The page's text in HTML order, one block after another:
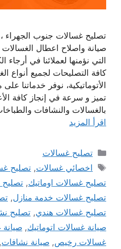
تصليح غسالات جنوب الجهراء
صيانة واصلاح اعطال
التي نؤمنها لعملائنا في أرجاء
كافة التصليحات لجميع أنواع
تميز و سرعة في إنجاز كافة
بالغسالات والنشافات
اقرأ المزيد
التصنيفات
تصليح غسالات
الوسوم
اخصائي غسالات,تصليح
تصليح غسالات اوماتيك,
تصليح غسالات خدمة منازل,
تصليح غسالات هندي, تصليح
صيانة غسالات اتوماتيك,
غسالات رخيص, صيانة نشافات,